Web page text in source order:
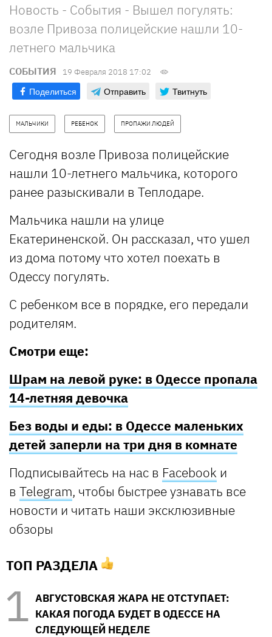
Новость - События - Вышел погулять:
возле Привоза полицейские нашли 10-
летнего мальчика
СОБЫТИЯ 19 Февраля 2018 17:02
Поделиться Отправить Твитнуть
МАЛЬЧИКИ РЕБЕНОК ПРОПАЖИ ЛЮДЕЙ
Сегодня возле Привоза полицейские
нашли 10-летнего мальчика, которого
ранее разыскивали в Теплодаре.
Мальчика нашли на улице
Екатериненской. Он рассказал, что ушел
из дома потому что хотел поехать в
Одессу погулять.
С ребенком все в порядке, его передали
родителям.
Смотри еще:
Шрам на левой руке: в Одессе пропала
14-летняя девочка
Без воды и еды: в Одессе маленьких
детей заперли на три дня в комнате
Подписывайтесь на нас в Facebook и
в Telegram, чтобы быстрее узнавать все
новости и читать наши эксклюзивные
обзоры
ТОП РАЗДЕЛА
АВГУСТОВСКАЯ ЖАРА НЕ ОТСТУПАЕТ:
КАКАЯ ПОГОДА БУДЕТ В ОДЕССЕ НА
СЛЕДУЮЩЕЙ НЕДЕЛЕ